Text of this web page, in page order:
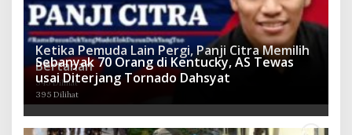
Ketika Pemuda Lain Pergi, Panji Citra Memilih
Bertahan
545 Dilihat
Sebanyak 70 Orang di Kentucky, AS Tewas
usai Diterjang Tornado Dahsyat
395 Dilihat